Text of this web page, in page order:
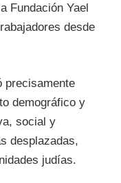
Fundación Yael
desde
precisamente
demográfico y
social y
desplazadas,
judías.